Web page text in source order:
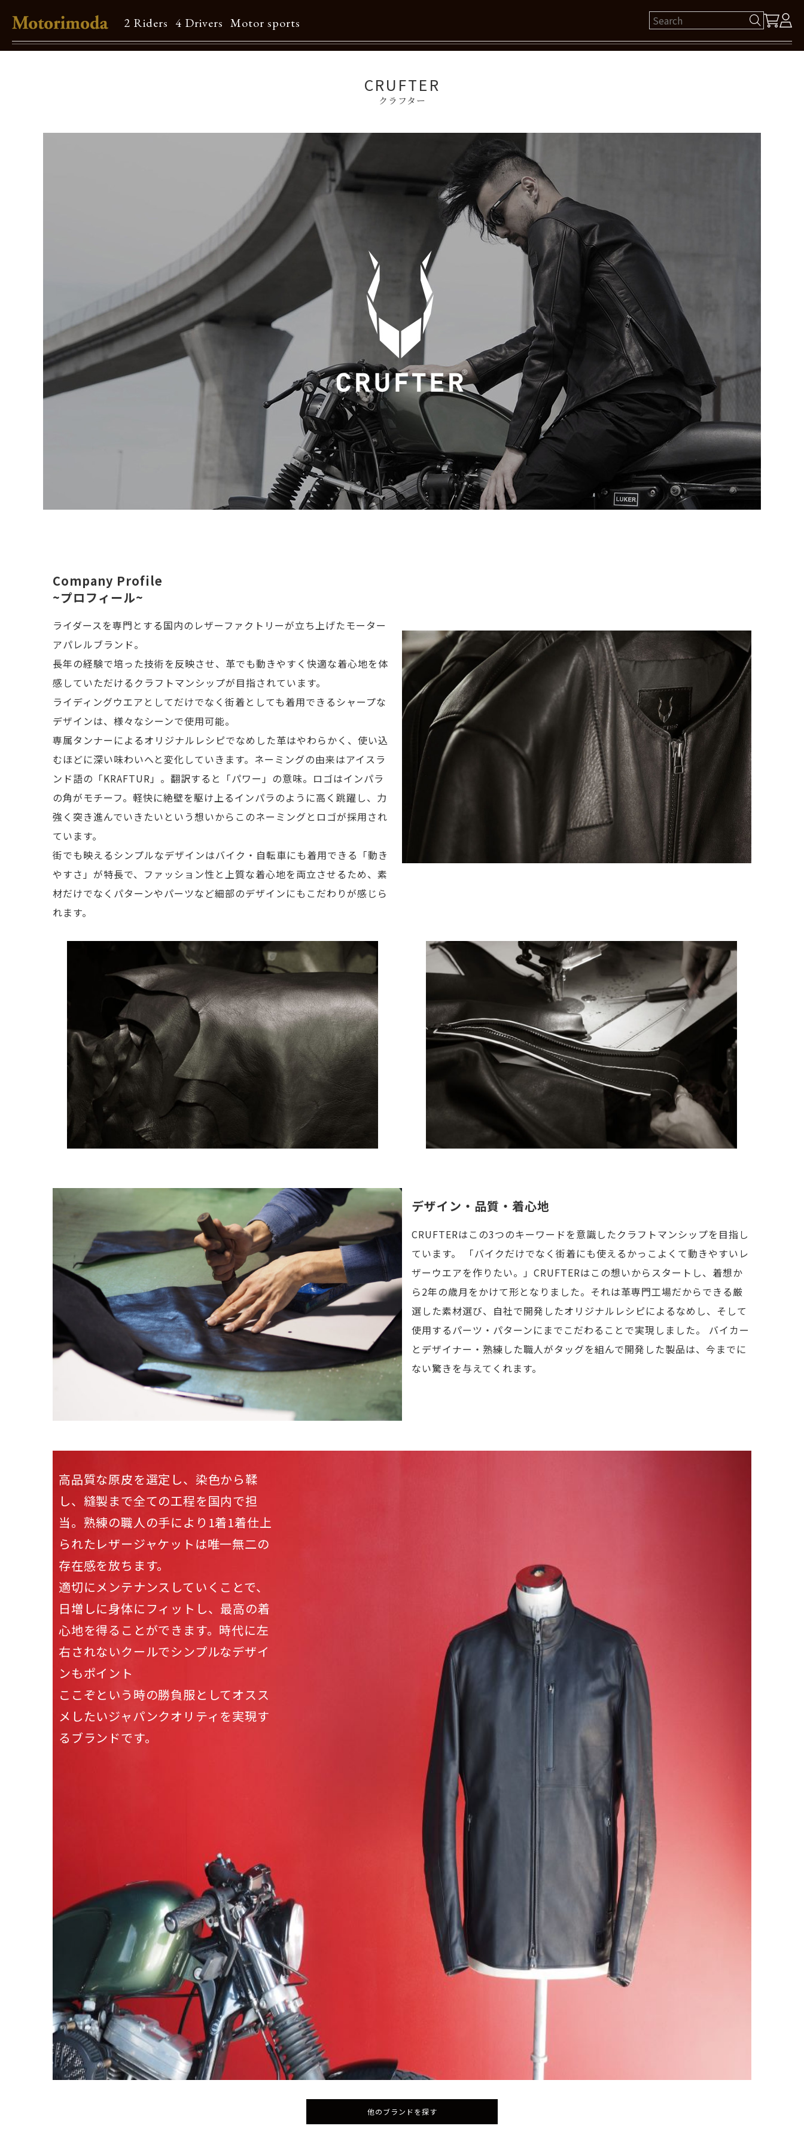
2 Riders 4 Drivers Motor sports
特集一覧
カタログダウンロード
リクルート
CRUFTER
クラフター
Company Profile
~プロフィール~
ライダースを専門とする国内のレザーファクトリーが立ち上げたモーター
アパレルブランド。
長年の経験で培った技術を反映させ、革でも動きやすく快適な着心地を体
感していただけるクラフトマンシップが目指されています。
ライディングウエアとしてだけでなく街着としても着用できるシャープな
デザインは、様々なシーンで使用可能。
専属タンナーによるオリジナルレシピでなめした革はやわらかく、使い込
むほどに深い味わいへと変化していきます。ネーミングの由来はアイスラ
ンド語の「KRAFTUR」。翻訳すると「パワー」の意味。ロゴはインパラ
の角がモチーフ。軽快に絶壁を駆け上るインパラのように高く跳躍し、力
強く突き進んでいきたいという想いからこのネーミングとロゴが採用され
ています。
街でも映えるシンプルなデザインはバイク・自転車にも着用できる「動き
やすさ」が特長で、ファッション性と上質な着心地を両立させるため、素
材だけでなくパターンやパーツなど細部のデザインにもこだわりが感じら
れます。
デザイン・品質・着心地
CRUFTERはこの3つのキーワードを意識したクラフトマンシップを目指し
ています。 「バイクだけでなく街着にも使えるかっこよくて動きやすいレ
ザーウエアを作りたい。」CRUFTERはこの想いからスタートし、着想か
ら2年の歳月をかけて形となりました。それは革専門工場だからできる厳
選した素材選び、自社で開発したオリジナルレシピによるなめし、そして
使用するパーツ・パターンにまでこだわることで実現しました。 バイカー
とデザイナー・熟練した職人がタッグを組んで開発した製品は、今までに
ない驚きを与えてくれます。
高品質な原皮を選定し、染色から鞣
し、縫製まで全ての工程を国内で担
当。熟練の職人の手により1着1着仕上
られたレザージャケットは唯一無二の
存在感を放ちます。
適切にメンテナンスしていくことで、
日増しに身体にフィットし、最高の着
心地を得ることができます。時代に左
右されないクールでシンプルなデザイ
ンもポイント
ここぞという時の勝負服としてオスス
メしたいジャパンクオリティを実現す
るブランドです。
他のブランドを探す